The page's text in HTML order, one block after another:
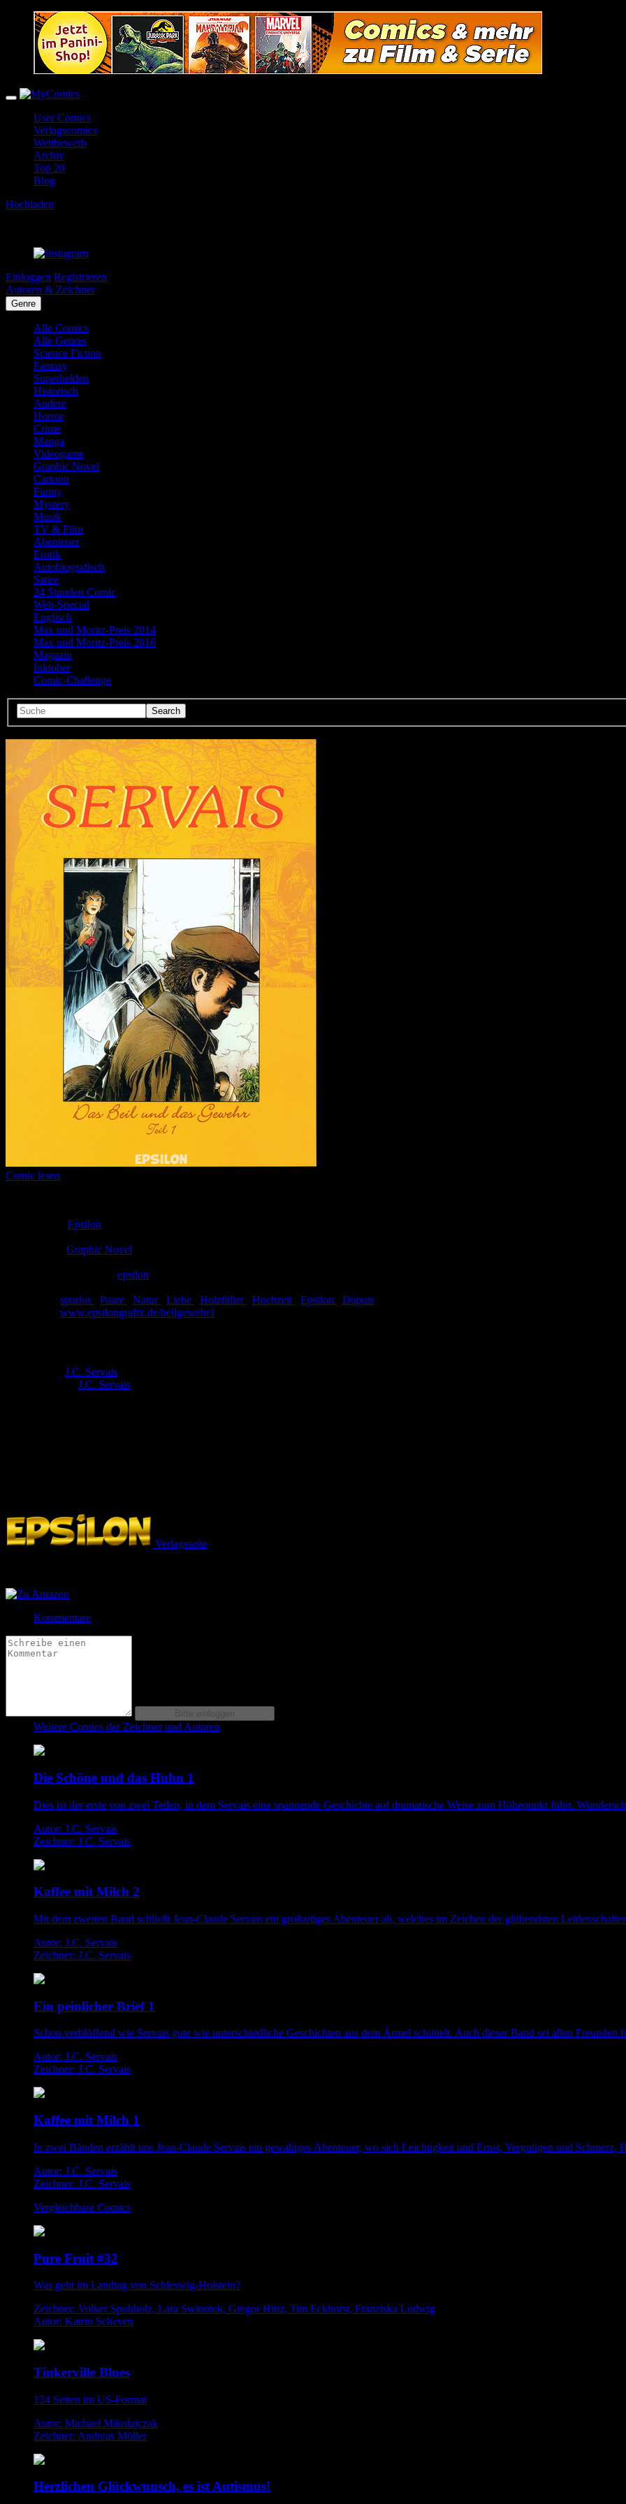
User Comics
Verlagscomics
Wettbewerb
Archiv
Top 20
Blog
Hochladen
Einloggen Registrieren
Autoren & Zeichner
Genre
Alle Comics
Alle Genres
Science Fiction
Fantasy
Superhelden
Historisch
Andere
Horror
Crime
Manga
Videogame
Graphic Novel
Cartoon
Funny
Mystery
Musik
TV & Film
Abenteuer
Erotik
Autobiografisch
Satire
24 Stunden Comic
Web-Special
Englisch
Max und Moritz-Preis 2014
Max und Moritz-Preis 2016
Magazin
Inktober
Comic-Challenge
Comic lesen
Epsilon
Graphic Novel
epsilon
spurlos Paare Natur Liebe Holzfäller Hochzeit Epsilon
Dupuis
www.epsilongrafix.de/beilgewehr1
J.C. Servais
J.C. Servais
Verlagsseite
Kommentare
Weitere Comics der Zeichner und Autoren
Die Schöne und das Huhn 1
Dies ist der erste von zwei Teilen, in dem Servais eine spannende Geschichte auf dramatische Weise zum Höhepunkt führt.
Autor: J.C. Servais
Zeichner: J.C. Servais
Kaffee mit Milch 2
Mit dem zweiten Band schließt Jean-Claude Servais ein großartiges Abenteuer ab, welches im Zeichen der glühendsten
Autor: J.C. Servais
Zeichner: J.C. Servais
Ein peinlicher Brief 1
Schon verblüffend wie Servais gute wie unterschiedliche Geschichten aus dem Ärmel schüttelt. Auch dieser Band sei allen Freunden
Autor: J.C. Servais
Zeichner: J.C. Servais
Kaffee mit Milch 1
In zwei Bänden erzählt uns Jean-Claude Servais ein gewaltiges Abenteuer, wo sich Leichtigkeit und Ernst, Vergnügen und Schmerz,
Autor: J.C. Servais
Zeichner: J.C. Servais
Vergleichbare Comics
Pure Fruit #32
Was geht im Landtag von Schleswig-Holstein?
Zeichner: Volker Spohholz, Lara Swiontek, Gregor Hinz, Tim Eckhorst, Franziska Ludwig
Autor: Katrin Scheven
Tinkerville Blues
124 Seiten im US-Format
Autor: Michael Mikolajczak
Zeichner: Andreas Möller
Herzlichen Glückwunsch, es ist Autismus!